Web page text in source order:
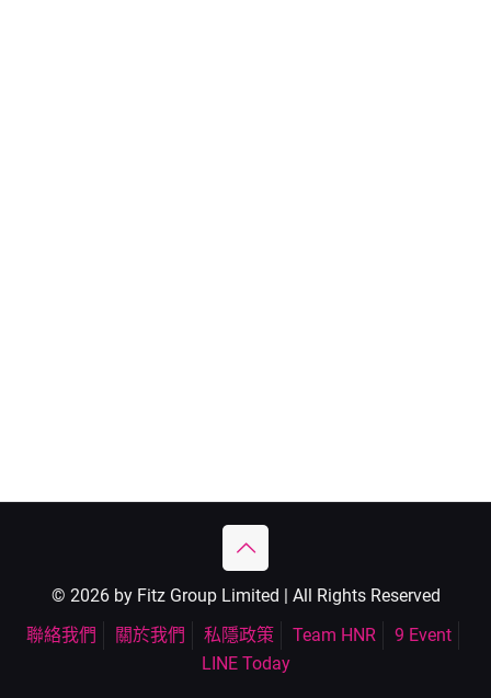
© 2026 by Fitz Group Limited | All Rights Reserved
聯絡我們
關於我們 私隱政策 Team HNR
9 Event
LINE Today